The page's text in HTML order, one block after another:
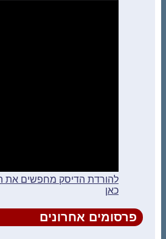
להורדת הדיסק מחפשים את
כאן
פרסומים אחרונים